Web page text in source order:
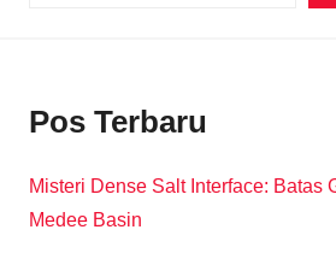
Pos Terbaru
Misteri Dense Salt Interface: Batas
Medee Basin